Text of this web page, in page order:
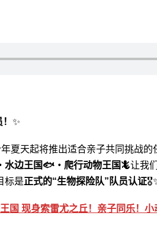
✨
夏天起将推出适合亲子共同挑战的
水边王国🐟・爬行动物王国🦎让我
标是正式的“生物探险队”队员认证
国 现身索雷尤之丘！亲子同乐！